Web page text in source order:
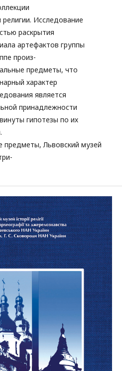
Исследование
раскрытия
артефактов группы
произ-
предметы, что
характер
является
принадлежности
гипотезы по их
предметы, Львовский музей